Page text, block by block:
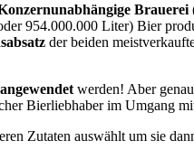
Brauerei
954.000.000 Liter) Bier
der beiden
werden! Aber
Bierliebhaber im Umgang
Zutaten auswählt um sie